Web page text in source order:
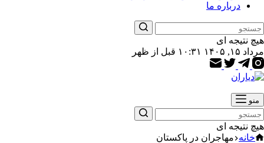
درباره ما
هیچ نتیجه ای
مرداد ۱۵, ۱۴۰۵ ۱۰:۳۱ قبل از ظهر
منو
هیچ نتیجه ای
خانه مهاجران در پاکستان